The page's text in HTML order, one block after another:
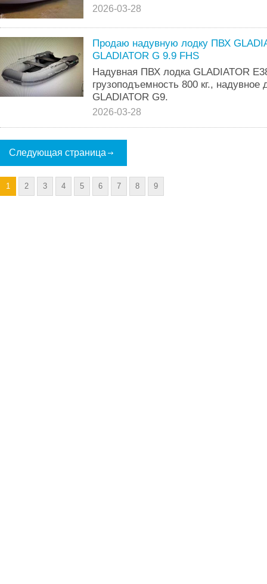
2026-03-28
Продаю надувную лодку ПВХ
GLADIATOR G 9.9 FHS
Надувная ПВХ лодка GLADIATOR
грузоподъемность 800 кг.,
GLADIATOR G9.
2026-03-28
Следующая страница
1 2 3 4 5 6 7 8 9